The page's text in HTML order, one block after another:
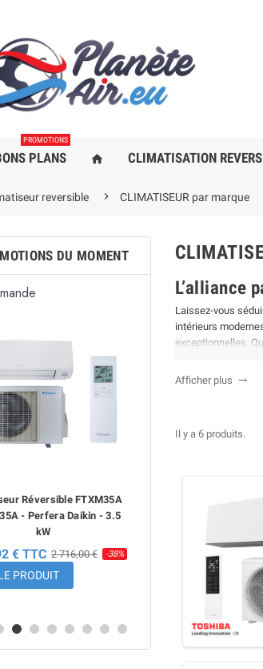
PLANS
PROMOTIONS
home CLIMATISATION
reversible  CLIMATISEUR par marque
DU MOMENT
En stock
Climatiseur Réversible Daikin
FTXC20E et RXC20E - 2.0 kW
VOIR LE PRODUIT
En stock
VOIR LE
L’alliance
Laissez-vous
intérieurs
exceptionnelles.
Afficher plus

Il y a 6 produits.